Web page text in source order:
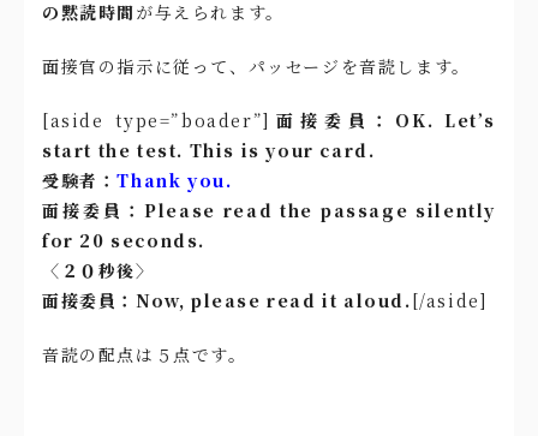
の黙読時間が与えられます。
面接官の指示に従って、パッセージを音読します。
[aside type=”boader”] 面接委員：OK. Let’s
start the test. This is your card.
受験者：Thank you.
面接委員：Please read the passage silently
for 20 seconds.
〈２０秒後〉
面接委員：Now, please read it aloud.[/aside]
音読の配点は５点です。